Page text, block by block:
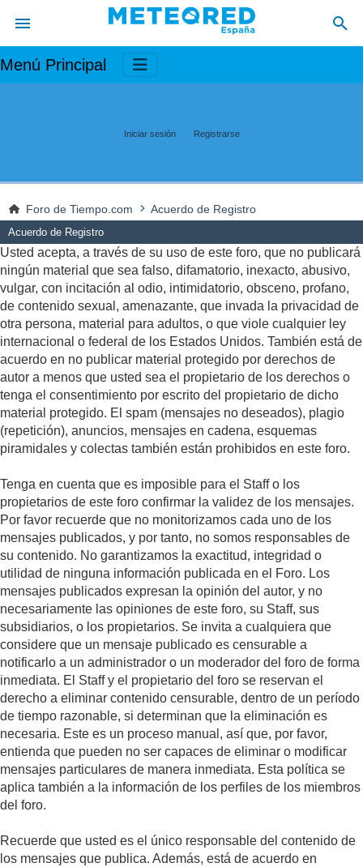
Menú Principal
Iniciar sesión Registrarse
Foro de Tiempo.com Acuerdo de Registro
Acuerdo de Registro
Usted acepta, a través de su uso de este foro, que no publicará
ningún material que sea falso, difamatorio, inexacto, abusivo,
vulgar, con incitación al odio, intimidatorio, obsceno, profano,
de contenido sexual, amenazante, que invada la privacidad de
otra persona, material para adultos, o que viole cualquier ley
internacional o federal de los Estados Unidos. También está de
acuerdo en no publicar material protegido por derechos de
autor a menos que usted sea el propietario de los derechos o
tenga el consentimiento por escrito del propietario de dicho
material protegido. El spam (mensajes no deseados), plagio
(repetición), anuncios, mensajes en cadena, esquemas
piramidales y colectas también están prohibidos en este foro.
Tenga en cuenta que es imposible para el Staff o los
propietarios de este foro confirmar la validez de los mensajes.
Por favor recuerde que no monitorizamos cada uno de los
mensajes publicados, y por tanto, no somos responsables de
su contenido. No garantizamos la exactitud, integridad o
utilidad de ninguna información publicada en el Foro. Los
mensajes publicados expresan la opinión del autor, y no
necesariamente las opiniones de este foro, su Staff, sus
subsidiarios, o los propietarios. Se invita a cualquiera que
considere que un mensaje publicado es censurable a
notificarlo a un administrador o un moderador del foro de forma
inmediata. El Staff y el propietario del foro se reservan el
derecho a eliminar contenido censurable, dentro de un período
de tiempo razonable, si determinan que la eliminación es
necesaria. Este es un proceso manual, así que, por favor,
entienda que pueden no ser capaces de eliminar o modificar
mensajes particulares de manera inmediata. Esta política se
aplica también a la información de los perfiles de los miembros
del foro.
Recuerde que usted es el único responsable del contenido de
los mensajes que publica. Además, está de acuerdo en